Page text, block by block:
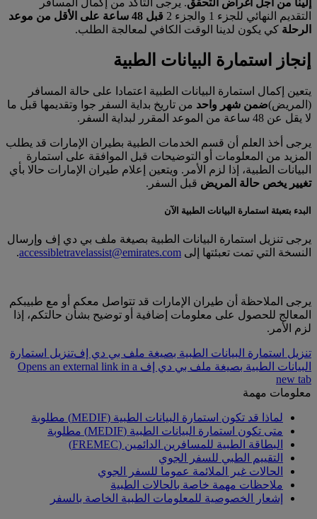
إلينا من أجل أغراض التحقق. يرجى التأكد من إكمال المسافر
التقديم النهائي للجزء 1 والجزء 2
قبل 48 ساعة على الأقل من موعد
الرحلة كي يكون لدينا الوقت الكافي لمعالجة الطلب.
إنجاز استمارة البيانات الطبية
يتعين إكمال استمارة البيانات الطبية اعتمادا على حالة المسافر
(المريض)ضمن شهر واحد من تاريخ بداية السفر جوا وتقديمها قبل ما
لا يقل عن 48 ساعة من الموعد المقرر لبداية السفر.
يرجى أخذ العلم أن قسم الخدمات الطبية بطيران الإمارات قد يطلب
المزيد من المعلومات أو التوضيحات قبل الموافقة على استمارة
البيانات الطبية، إذا لزم الأمر. ويتعين إعلام طيران الإمارات حالا بأي
تغيير يخص حالة المريض قبل السفر.
البدء بتعبئة استمارة البيانات الطبية الآن
يرجى تنزيل استمارة البيانات الطبية بصيغة ملف بي دي إف وإرسال
النسخة التي تمت تعبئتها إلى accessibletravelassist@emirates.com
.
يرجى الملاحظة أن طيران الإمارات قد تتواصل معكم أو مع طبيبكم
المعالج للحصول على معلومات إضافية أو توضيح بشأن حالتكم، إذا
لزم الأمر.
تنزيل استمارة البيانات الطبية بصيغة ملف بي دي إفتنزيل استمارة
البيانات الطبية بصيغة ملف بي دي إف Opens an external link in a
new tab
معلومات مهمة
لماذا قد تكون استمارة البيانات الطبية (MEDIF) مطلوبة
متى تكون استمارة البيانات الطبية (MEDIF) مطلوبة
البطاقة الطبية للمسافرين الدائمين (FREMEC)
التقييم الطبي للسفر الجوي
الحالات غير الملائمة عموما للسفر الجوي
ملاحظات مهمة خاصة بالحالات الطبية
إشعار الخصوصية للمعلومات الطبية الخاصة بالسفر